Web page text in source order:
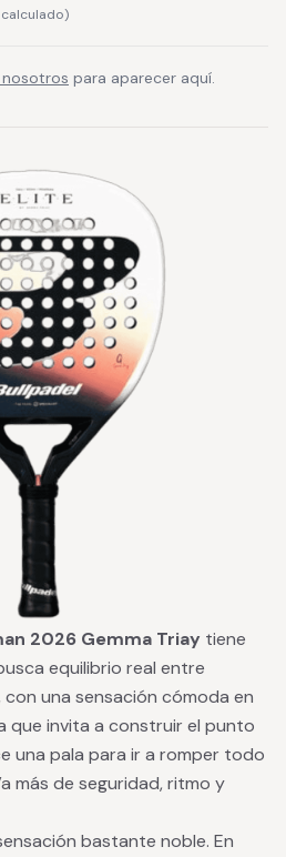
)
para aparecer aquí.
2026 Gemma Triay tiene
equilibrio real entre
una sensación cómoda en
que invita a construir el punto
una pala para ir a romper todo
más de seguridad, ritmo y
bastante noble. En